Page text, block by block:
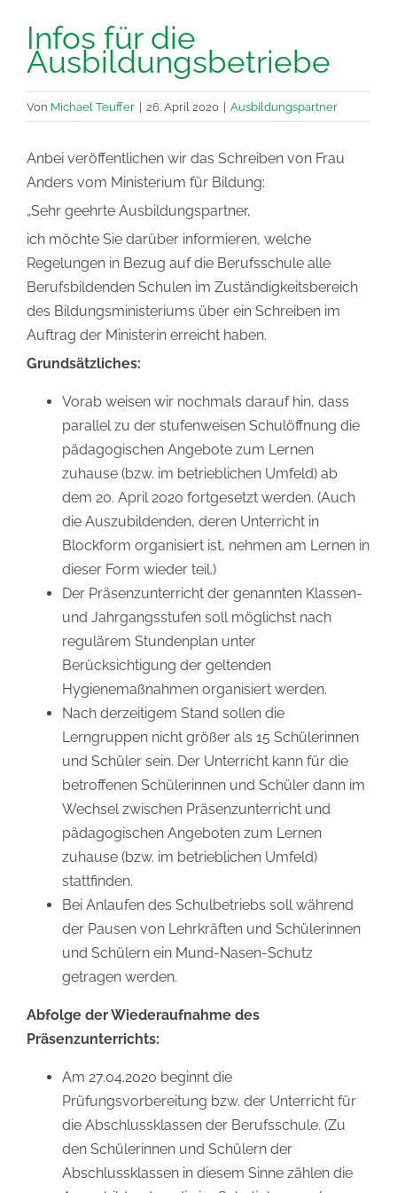
Infos für die
Ausbildungsbetriebe
Von Michael Teuffer | 26. April 2020 | Ausbildungspartner
Anbei veröffentlichen wir das Schreiben von Frau
Anders vom Ministerium für Bildung:
„Sehr geehrte Ausbildungspartner,
ich möchte Sie darüber informieren, welche
Regelungen in Bezug auf die Berufsschule alle
Berufsbildenden Schulen im Zuständigkeitsbereich
des Bildungsministeriums über ein Schreiben im
Auftrag der Ministerin erreicht haben.
Grundsätzliches:
Vorab weisen wir nochmals darauf hin, dass
parallel zu der stufenweisen Schulöffnung die
pädagogischen Angebote zum Lernen
zuhause (bzw. im betrieblichen Umfeld) ab
dem 20. April 2020 fortgesetzt werden. (Auch
die Auszubildenden, deren Unterricht in
Blockform organisiert ist, nehmen am Lernen in
dieser Form wieder teil.)
Der Präsenzunterricht der genannten Klassen-
und Jahrgangsstufen soll möglichst nach
regulärem Stundenplan unter
Berücksichtigung der geltenden
Hygienemaßnahmen organisiert werden.
Nach derzeitigem Stand sollen die
Lerngruppen nicht größer als 15 Schülerinnen
und Schüler sein. Der Unterricht kann für die
betroffenen Schülerinnen und Schüler dann im
Wechsel zwischen Präsenzunterricht und
pädagogischen Angeboten zum Lernen
zuhause (bzw. im betrieblichen Umfeld)
stattfinden.
Bei Anlaufen des Schulbetriebs soll während
der Pausen von Lehrkräften und Schülerinnen
und Schülern ein Mund-Nasen-Schutz
getragen werden.
Abfolge der Wiederaufnahme des
Präsenzunterrichts:
Am 27.04.2020 beginnt die
Prüfungsvorbereitung bzw. der Unterricht für
die Abschlussklassen der Berufsschule. (Zu
den Schülerinnen und Schülern der
Abschlussklassen in diesem Sinne zählen die